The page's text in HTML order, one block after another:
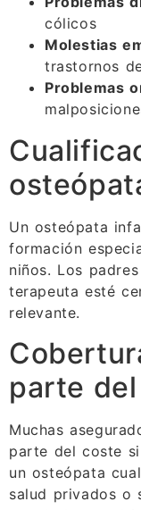
cólicos
Molestias
trastornos
Problemas
Un osteópata
formación
niños. Los
terapeuta esté
relevante.
parte
Muchas
parte del coste
un osteópata
salud privados o